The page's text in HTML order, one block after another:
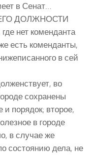
в Сенат…
ДОЛЖНОСТИ
нет коменданта
есть коменданты,
в сей
во
сохранены
порядок; второе,
в городе
в случае же
состоянию дела, не